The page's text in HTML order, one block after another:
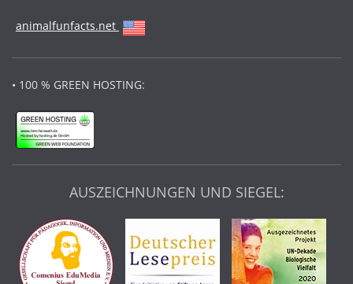
animalfunfacts.net
• 100 % GREEN HOSTING:
AUSZEICHNUNGEN UND SIEGEL: